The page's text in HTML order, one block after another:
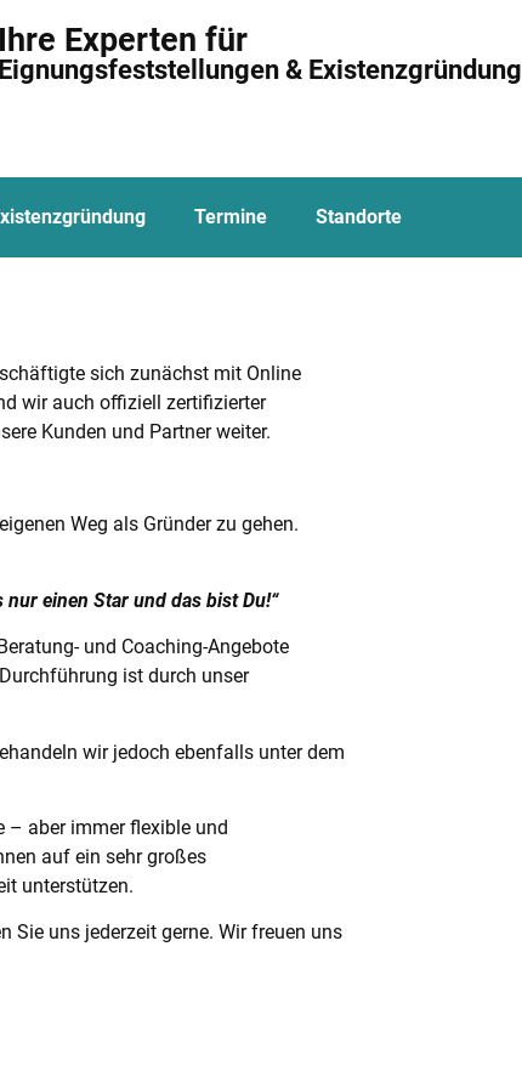
Ihre Experten für
Eignungsfeststellungen & Existenzgründung
Termine Standorte
sich zunächst mit Online
wir auch offiziell zertifizierter
Kunden und Partner weiter.
Weg als Gründer zu gehen.
einen Star und das bist Du!“
und Coaching-Angebote
ist durch unser
wir jedoch ebenfalls unter dem
– aber immer flexible und
auf ein sehr großes
unterstützen.
Sie uns jederzeit gerne. Wir freuen uns